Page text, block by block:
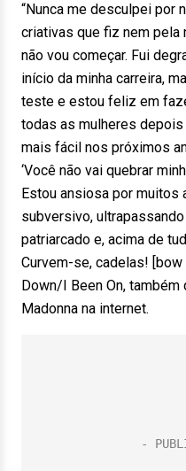
“Nunca me desculpei por
criativas que fiz nem pela
não vou começar. Fui
início da minha carreira,
teste e estou feliz em
todas as mulheres
mais fácil nos próximos
‘Você não vai quebrar
Estou ansiosa por muitos
subversivo,
patriarcado e, acima de
Curvem-se, cadelas!
Down/I Been On, também
Madonna na internet.